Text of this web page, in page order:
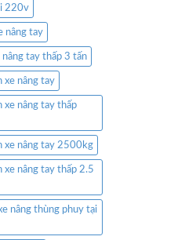
220v
nâng tay
nâng tay thấp 3 tấn
xe nâng tay
xe nâng tay thấp
xe nâng tay 2500kg
xe nâng tay thấp 2.5
nâng thùng phuy tại